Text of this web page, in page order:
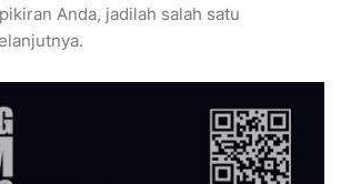
Anda, jadilah salah satu